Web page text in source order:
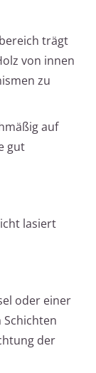
trägt
von innen
zu
auf
gut
lasiert
oder einer
der